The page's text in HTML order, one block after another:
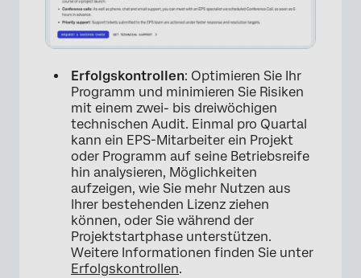
×
Erfolgskontrollen: Optimieren Sie Ihr
Programm und minimieren Sie Risiken
mit einem zwei- bis dreiwöchigen
technischen Audit. Einmal pro Quartal
kann ein EPS-Mitarbeiter ein Projekt
oder Programm auf seine Betriebsreife
hin analysieren, Möglichkeiten
aufzeigen, wie Sie mehr Nutzen aus
Ihrer bestehenden Lizenz ziehen
können, oder Sie während der
Projektstartphase unterstützen.
Weitere Informationen finden Sie unter
Erfolgskontrollen.